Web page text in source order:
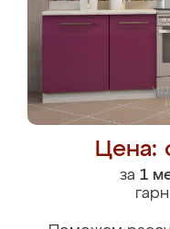
Цена:
за 1